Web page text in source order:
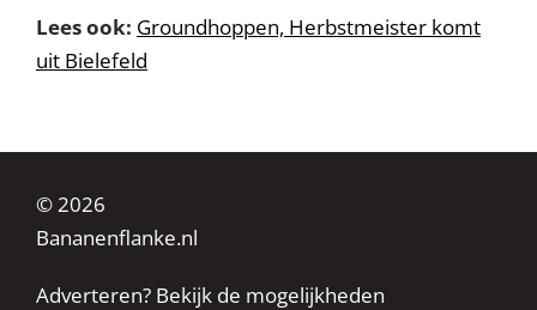
Lees ook: Groundhoppen, Herbstmeister komt
uit Bielefeld
© 2026
Bananenflanke.nl
Adverteren? Bekijk de mogelijkheden